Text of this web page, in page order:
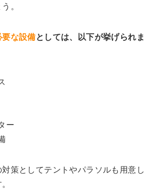
。
な設備としては、以下が挙げられま
ー
策としてテントやパラソルも用意し